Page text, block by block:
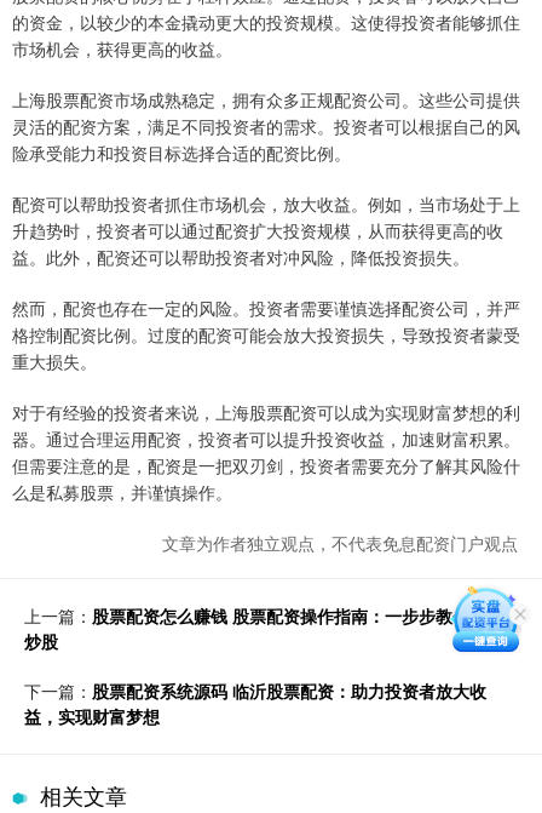
的资金，以较少的本金撬动更大的投资规模。这使得投资者能够抓住
市场机会，获得更高的收益。
上海股票配资市场成熟稳定，拥有众多正规配资公司。这些公司提供
灵活的配资方案，满足不同投资者的需求。投资者可以根据自己的风
险承受能力和投资目标选择合适的配资比例。
配资可以帮助投资者抓住市场机会，放大收益。例如，当市场处于上
升趋势时，投资者可以通过配资扩大投资规模，从而获得更高的收
益。此外，配资还可以帮助投资者对冲风险，降低投资损失。
然而，配资也存在一定的风险。投资者需要谨慎选择配资公司，并严
格控制配资比例。过度的配资可能会放大投资损失，导致投资者蒙受
重大损失。
对于有经验的投资者来说，上海股票配资可以成为实现财富梦想的利
器。通过合理运用配资，投资者可以提升投资收益，加速财富积累。
但需要注意的是，配资是一把双刃剑，投资者需要充分了解其风险什
么是私募股票，并谨慎操作。
文章为作者独立观点，不代表免息配资门户观点
上一篇： 股票配资怎么赚钱 股票配资操作指南：一步步教你借钱
炒股
下一篇： 股票配资系统源码 临沂股票配资：助力投资者放大收
益，实现财富梦想
相关文章